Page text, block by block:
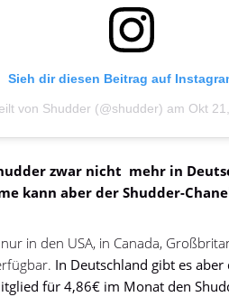
Sieh dir diesen Beitrag auf
von Shudder (@shudder) am Okt
zwar nicht mehr in
kann aber der Shudder-
in den USA, in Canada,
In Deutschland gibt es
für 4,86€ im Monat den